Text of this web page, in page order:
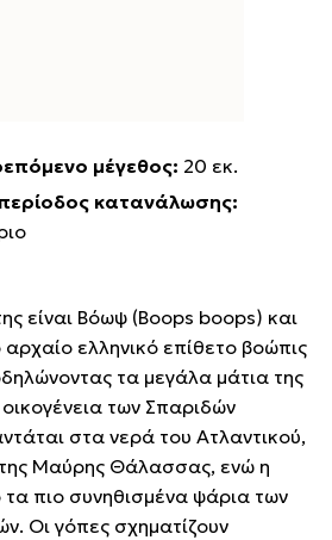
μέγεθος: 20 εκ.
κατανάλωσης:
είναι Βόωψ (Boops boops) και
ελληνικό επίθετο βοώπις
τα μεγάλα μάτια της
των Σπαριδών
στα νερά του Ατλαντικού,
Μαύρης Θάλασσας, ενώ η
πιο συνηθισμένα ψάρια των
Οι γόπες σχηματίζουν